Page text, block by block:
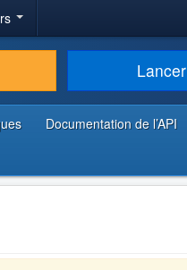
Lancer
Documentation de l’API